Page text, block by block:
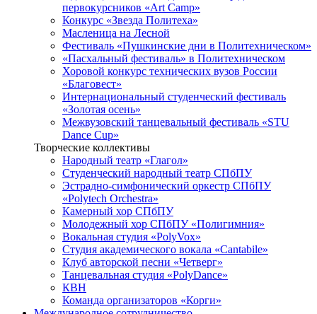
первокурсников «Art Camp»
Конкурс «Звезда Политеха»
Масленица на Лесной
Фестиваль «Пушкинские дни в Политехническом»
«Пасхальный фестиваль» в Политехническом
Хоровой конкурс технических вузов России
«Благовест»
Интернациональный студенческий фестиваль
«Золотая осень»
Межвузовский танцевальный фестиваль «STU
Dance Cup»
Творческие коллективы
Народный театр «Глагол»
Студенческий народный театр СПбПУ
Эстрадно-симфонический оркестр СПбПУ
«Polytech Orchestra»
Камерный хор СПбПУ
Молодежный хор СПбПУ «Полигимния»
Вокальная студия «PolyVox»
Студия академического вокала «Cantabile»
Клуб авторской песни «Четверг»
Танцевальная студия «PolyDance»
КВН
Команда организаторов «Корги»